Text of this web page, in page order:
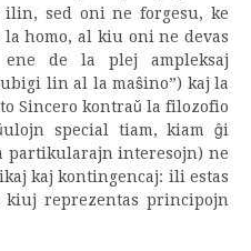
sed oni ne forgesu, ke
homo, al kiu oni ne devas
de la plej ampleksaj
lin al la maŝino”) kaj la
Sincero kontraŭ la filozofio
special tiam, kiam ĝi
partikularajn interesojn) ne
kaj kontingencaj: ili estas
reprezentas principojn